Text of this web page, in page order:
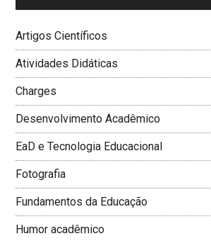
Artigos Científicos
Atividades Didáticas
Charges
Desenvolvimento Acadêmico
EaD e Tecnologia Educacional
Fotografia
Fundamentos da Educação
Humor acadêmico